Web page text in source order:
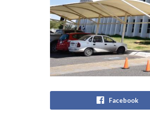
Facebook